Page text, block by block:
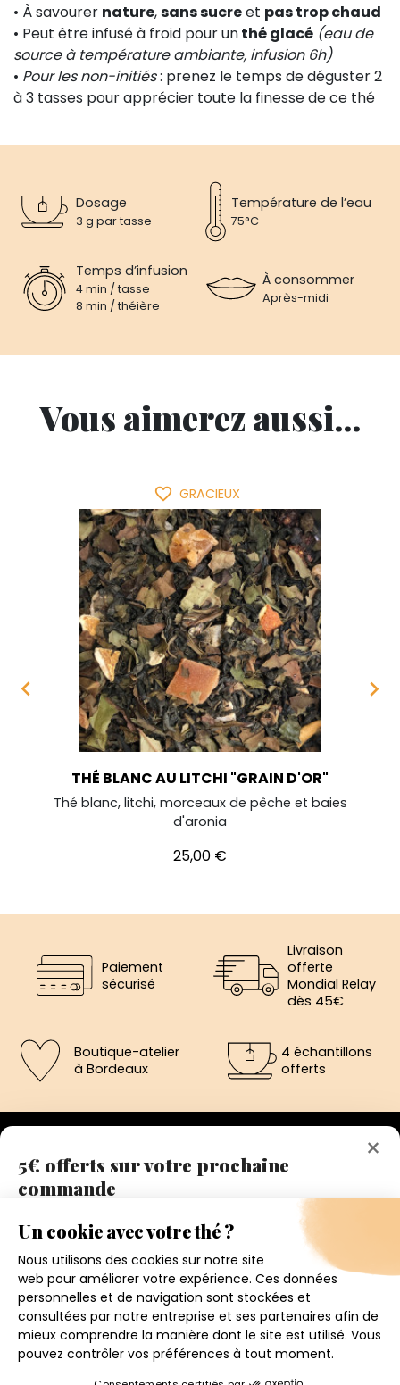
• À savourer nature,sans sucreet pas trop chaud
• Peut être infusé à froid pour unthé glacé (eau de
source à température ambiante, infusion 6h)
• Pour les non-initiés: prenez le temps de déguster 2
à 3 tasses pour apprécier toute la finesse de ce thé
Dosage
3 g par tasse
Température de l’eau
75°C
Temps d’infusion
4 min / tasse
8 min / théière
À consommer
Après-midi
Vous aimerez aussi...

favorite_border GRACIEUX
THÉ BLANC AU LITCHI "GRAIN D'OR"
Thé blanc, litchi, morceaux de pêche et baies
d'aronia
Prix
25,00 €

Paiement
sécurisé
Livraison
offerte
Mondial Relay
dès 45€
Boutique-atelier
à Bordeaux
4 échantillons
offerts
Du lundi au vendredi de 12h à 19h
×
5€ offerts sur votre prochaine
commande
Inscrivez vous a notre newsletter et recevez
immédiatement un bon de réduction de 5€.
Votre adresse email
J'accepte de recevoir la newsletter et j'ai pris connaissance
de la politique de confidentialité.
Conditions générales de ventes
Mentions légales
Politique de confidentialité
Contact